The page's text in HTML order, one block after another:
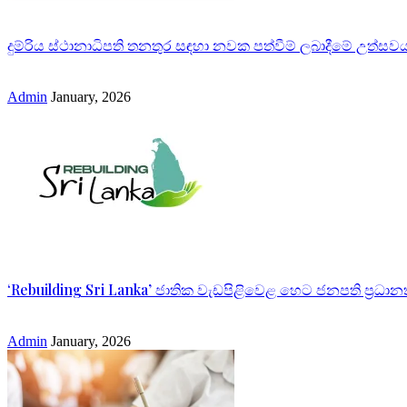
දුම්රිය ස්ථානාධිපති තනතුර සඳහා නවක පත්වීම් ලබාදීමේ
Admin January, 2026
‘Rebuilding Sri Lanka’ ජාතික වැඩපිළිවෙළ හෙට ජනපති
Admin January, 2026